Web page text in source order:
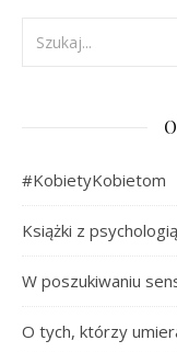
#KobietyKobietom
Książki z
W poszukiwaniu
O tych, którzy